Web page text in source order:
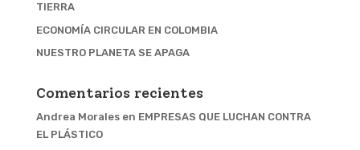
TIERRA
ECONOMÍA CIRCULAR EN COLOMBIA
NUESTRO PLANETA SE APAGA
Comentarios recientes
Andrea Moralesen EMPRESAS QUE LUCHAN CONTRA
EL PLÁSTICO